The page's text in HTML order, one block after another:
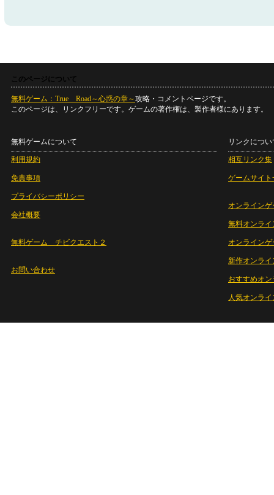
このページについて
無料ゲーム：True Road～心惑の章～攻略・コメントページです。
このページは、リンクフリーです。ゲームの著作権は、製作者様にあります。
無料ゲームについて
利用規約
免責事項
プライバシーポリシー
会社概要
無料ゲーム チビクエスト２
お問い合わせ
リンクについ
相互リンク集
ゲームサイト
オンラインゲ
無料オンライ
オンライン
新作オンライ
おすすめオ
人気オンラ